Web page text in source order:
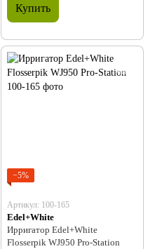
Купить
−5%
Артикул: 100-165
Edel+White
Ирригатор Edel+White
Flosserpik WJ950 Pro-Station